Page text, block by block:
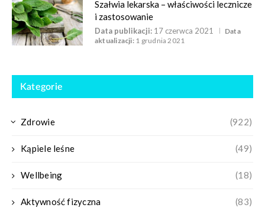
Szałwia lekarska – właściwości lecznicze
i zastosowanie
Data publikacji: 17 czerwca 2021
Data
aktualizacji: 1 grudnia 2021
Kategorie
Zdrowie (922)
Kąpiele leśne (49)
Wellbeing (18)
Aktywność fizyczna (83)